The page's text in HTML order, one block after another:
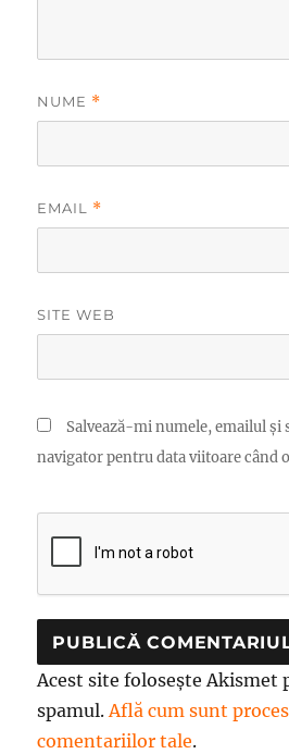
NUME *
EMAIL *
SITE WEB
Salvează-mi numele, emailul și
navigator pentru data viitoare când
Acest site folosește Akismet
spamul.Află cum sunt
comentariilor tale.